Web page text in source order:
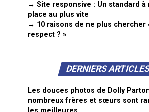
→ Site responsive : Un standard à
place au plus vite
→ 10 raisons de ne plus chercher
respect ? »
DERNIERS
Les douces photos de Dolly
nombreux frères et sœurs sont